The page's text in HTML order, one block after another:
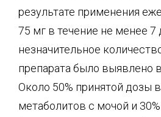
результате применения
75 мг в течение не менее
незначительное
препарата было выявлено
Около 50% принятой дозы
метаболитов с мочой и 30%